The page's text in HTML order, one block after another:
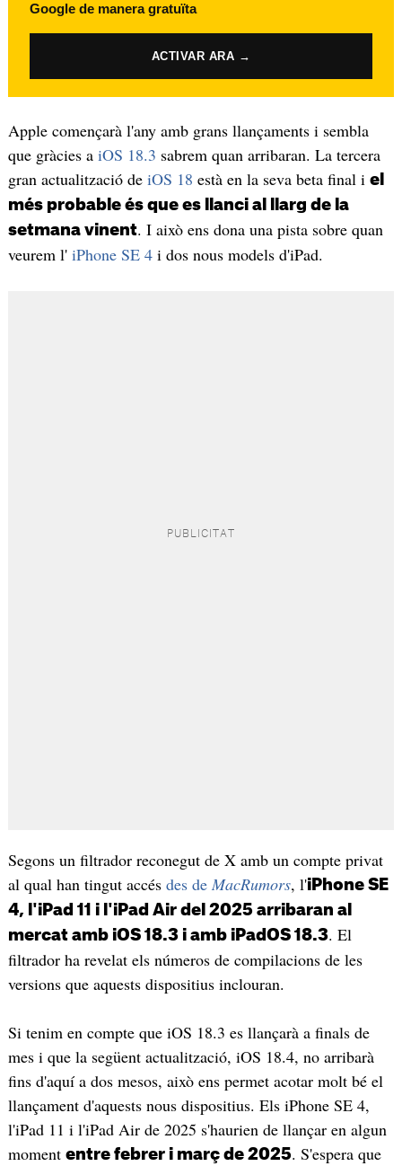
Google de manera gratuïta
ACTIVAR ARA →
Apple començarà l'any amb grans llançaments i sembla
que gràcies a iOS 18.3 sabrem quan arribaran. La tercera
gran actualització de iOS 18 està en la seva beta final i el
més probable és que es llanci al llarg de la
setmana vinent. I això ens dona una pista sobre quan
veurem l' iPhone SE 4i dos nous models d'iPad.
Segons un filtrador reconegut de X amb un compte privat
al qual han tingut accés des de MacRumors, l'iPhone SE
4, l'iPad 11 i l'iPad Air del 2025 arribaran al
mercat amb iOS 18.3 i amb iPadOS 18.3. El
filtrador ha revelat els números de compilacions de les
versions que aquests dispositius inclouran.
Si tenim en compte que iOS 18.3 es llançarà a finals de
mes i que la següent actualització, iOS 18.4, no arribarà
fins d'aquí a dos mesos, això ens permet acotar molt bé el
llançament d'aquests nous dispositius. Els iPhone SE 4,
l'iPad 11 i l'iPad Air de 2025 s'haurien de llançar en algun
moment entre febrer i març de 2025. S'espera que